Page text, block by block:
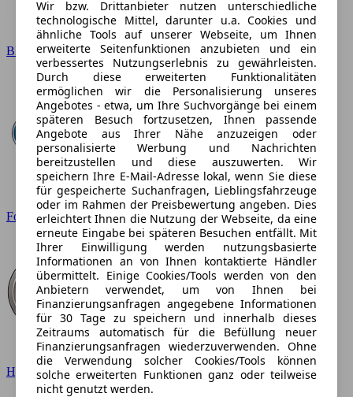
BMW
Ford
Hyundai
Wir bzw. Drittanbieter nutzen unterschiedliche
technologische Mittel, darunter u.a. Cookies und
ähnliche Tools auf unserer Webseite, um Ihnen
erweiterte Seitenfunktionen anzubieten und ein
verbessertes Nutzungserlebnis zu gewährleisten.
Durch diese erweiterten Funktionalitäten
ermöglichen wir die Personalisierung unseres
Angebotes - etwa, um Ihre Suchvorgänge bei einem
späteren Besuch fortzusetzen, Ihnen passende
Angebote aus Ihrer Nähe anzuzeigen oder
personalisierte Werbung und Nachrichten
bereitzustellen und diese auszuwerten. Wir
speichern Ihre E-Mail-Adresse lokal, wenn Sie diese
für gespeicherte Suchanfragen, Lieblingsfahrzeuge
oder im Rahmen der Preisbewertung angeben. Dies
erleichtert Ihnen die Nutzung der Webseite, da eine
erneute Eingabe bei späteren Besuchen entfällt. Mit
Ihrer Einwilligung werden nutzungsbasierte
Informationen an von Ihnen kontaktierte Händler
übermittelt. Einige Cookies/Tools werden von den
Anbietern verwendet, um von Ihnen bei
Finanzierungsanfragen angegebene Informationen
für 30 Tage zu speichern und innerhalb dieses
Zeitraums automatisch für die Befüllung neuer
Finanzierungsanfragen wiederzuverwenden. Ohne
die Verwendung solcher Cookies/Tools können
solche erweiterten Funktionen ganz oder teilweise
nicht genutzt werden.